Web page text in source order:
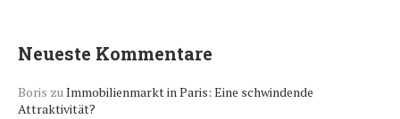
Neueste Kommentare
Boris zuImmobilienmarkt in Paris: Eine schwindende
Attraktivität?